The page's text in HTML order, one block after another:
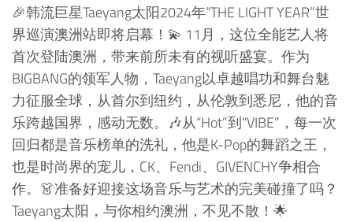
🎉韩流巨星Taeyang太阳2024年“THE LIGHT YEAR”世
界巡演澳洲站即将启幕！💫 11月，这位全能艺人将
首次登陆澳洲，带来前所未有的视听盛宴。作为
BIGBANG的领军人物，Taeyang以卓越唱功和舞台魅
力征服全球，从首尔到纽约，从伦敦到悉尼，他的音
乐跨越国界，感动无数。🎶从“Hot”到“VIBE”，每一次
回归都是音乐榜单的洗礼，他是K-Pop的舞蹈之王，
也是时尚界的宠儿，CK、Fendi、GIVENCHY争相合
作。👗准备好迎接这场音乐与艺术的完美碰撞了吗？
Taeyang太阳，与你相约澳洲，不见不散！🌟